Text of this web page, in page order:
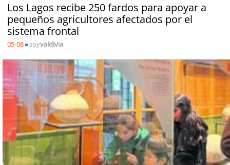
Los Lagos recibe 250 fardos para apoyar a
pequeños agricultores afectados por el
sistema frontal
05-08 soyvaldivia